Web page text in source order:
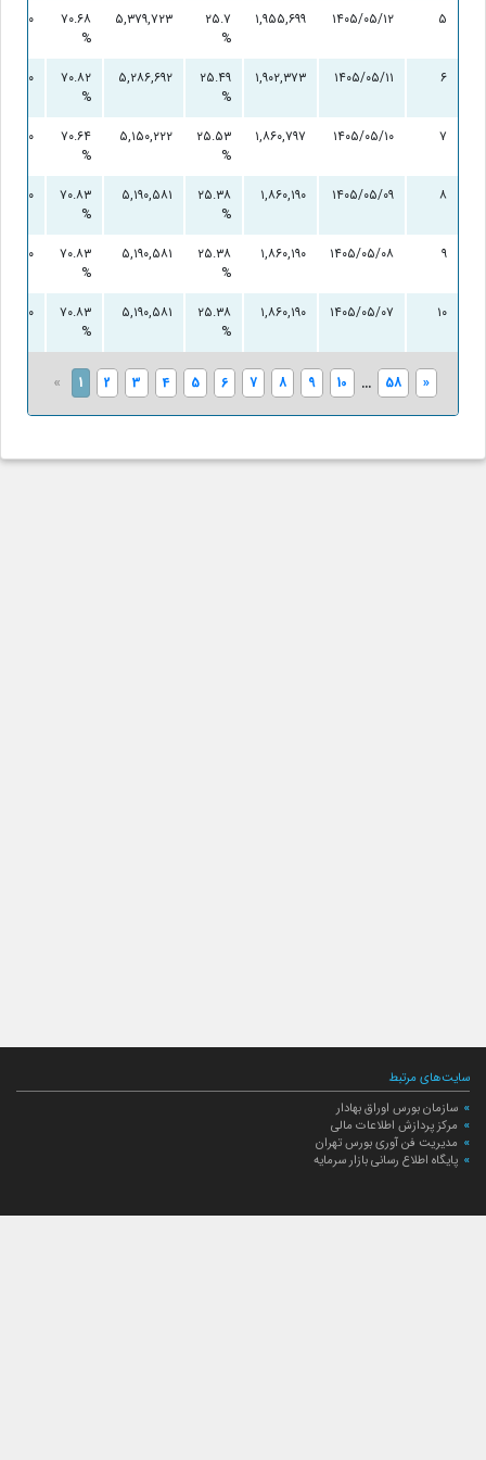
۵ ۱۴۰۵/۰۵/۱۲ ۱,۹۵۵,۶۹۹
۲۵.۷
%
۵,۳۷۹,۷۲۳
۷۰.۶۸
%
۰
۶ ۱۴۰۵/۰۵/۱۱ ۱,۹۰۲,۳۷۳
۲۵.۴۹
%
۵,۲۸۶,۶۹۲
۷۰.۸۲
%
۰
۷ ۱۴۰۵/۰۵/۱۰ ۱,۸۶۰,۷۹۷
۲۵.۵۳
%
۵,۱۵۰,۲۲۲
۷۰.۶۴
%
۰
۸ ۱۴۰۵/۰۵/۰۹ ۱,۸۶۰,۱۹۰
۲۵.۳۸
%
۵,۱۹۰,۵۸۱
۷۰.۸۳
%
۰
۹ ۱۴۰۵/۰۵/۰۸ ۱,۸۶۰,۱۹۰
۲۵.۳۸
%
۵,۱۹۰,۵۸۱
۷۰.۸۳
%
۰
۱۰ ۱۴۰۵/۰۵/۰۷ ۱,۸۶۰,۱۹۰
۲۵.۳۸
%
۵,۱۹۰,۵۸۱
۷۰.۸۳
%
۰
« 1 2 3 4 5 6 7 8 9 10 ... 58 »
سایت‌های مرتبط
سازمان بورس اوراق بهادار
مرکز پردازش اطلاعات مالی
مدیریت فن آوری بورس تهران
پایگاه اطلاع رسانی بازار سرمایه
ارتباط با صندوق